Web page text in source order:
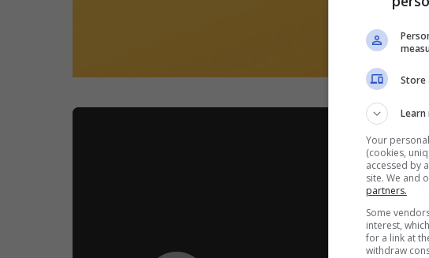
Store
Your
(cookies,
accessed by
site. We and
partners.
Some
interest,
for a link at
withdraw